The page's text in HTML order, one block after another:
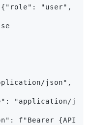
"user",
json",
"application/
f"Bearer